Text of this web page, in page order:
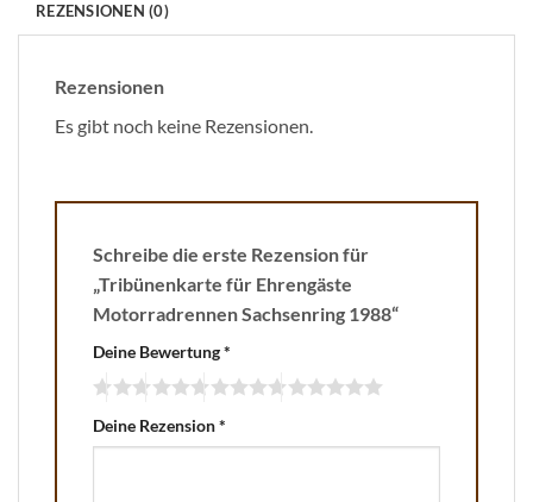
REZENSIONEN (0)
Rezensionen
Es gibt noch keine Rezensionen.
Schreibe die erste Rezension für
„Tribünenkarte für Ehrengäste
Motorradrennen Sachsenring 1988“
Deine Bewertung*
Deine Rezension*